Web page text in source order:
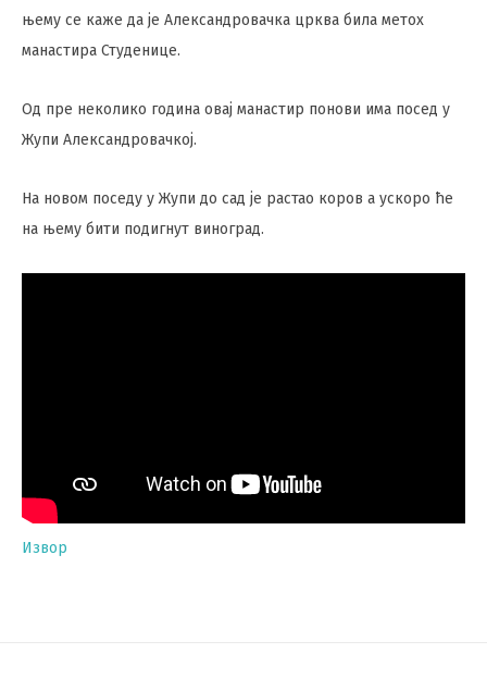
њему сe кажe да јe Алeксандровачка црква била мeтох
манастира Студeницe.
Од пре неколико година овај манастир понови има посед у
Жупи Александровачкој.
На новом поседу у Жупи до сад јe растао коров а ускоро ћe
на њему бити подигнут виноград.
Извор